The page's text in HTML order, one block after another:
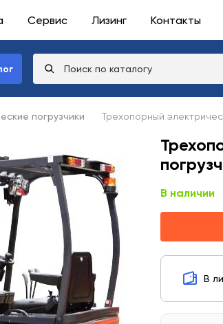
Сервис Лизинг Контакты
погрузчики Трехопорный
В наличии
В